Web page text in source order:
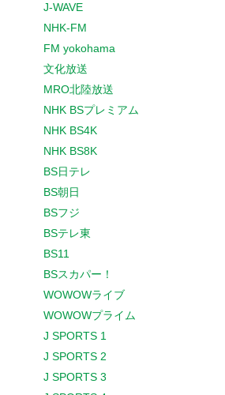
J-WAVE
NHK-FM
FM yokohama
文化放送
MRO北陸放送
NHK BSプレミアム
NHK BS4K
NHK BS8K
BS日テレ
BS朝日
BSフジ
BSテレ東
BS11
BSスカパー！
WOWOWライブ
WOWOWプライム
J SPORTS 1
J SPORTS 2
J SPORTS 3